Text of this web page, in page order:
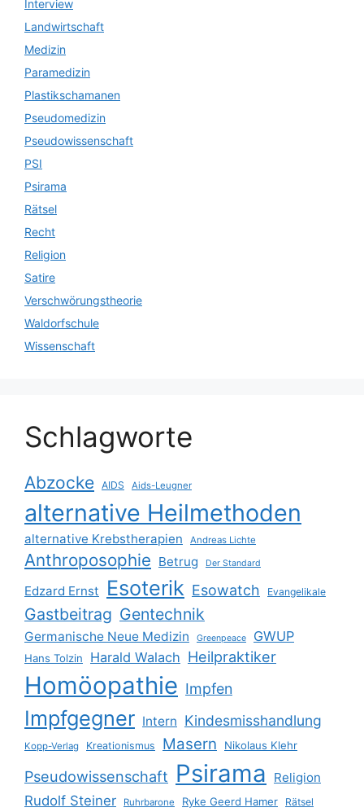
Interview
Landwirtschaft
Medizin
Paramedizin
Plastikschamanen
Pseudomedizin
Pseudowissenschaft
PSI
Psirama
Rätsel
Recht
Religion
Satire
Verschwörungstheorie
Waldorfschule
Wissenschaft
Schlagworte
Abzocke AIDS Aids-Leugner
alternative Heilmethoden
alternative Krebstherapien Andreas Lichte
Anthroposophie Betrug Der Standard
Edzard Ernst Esoterik Esowatch Evangelikale
Gastbeitrag Gentechnik
Germanische Neue Medizin Greenpeace GWUP
Hans Tolzin Harald Walach Heilpraktiker
Homöopathie Impfen
Impfgegner Intern Kindesmisshandlung
Kopp-Verlag Kreationismus Masern Nikolaus Klehr
Pseudowissenschaft Psirama Religion
Rudolf Steiner Ruhrbarone Ryke Geerd Hamer Rätsel